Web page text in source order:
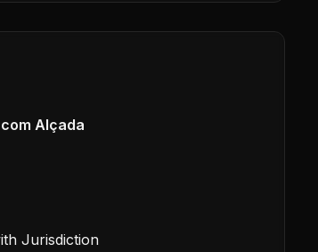
Alçada
Jurisdiction